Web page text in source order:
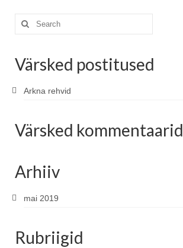
Search
for:
Värsked postitused
Arkna rehvid
Värsked kommentaarid
Arhiiv
mai 2019
Rubriigid